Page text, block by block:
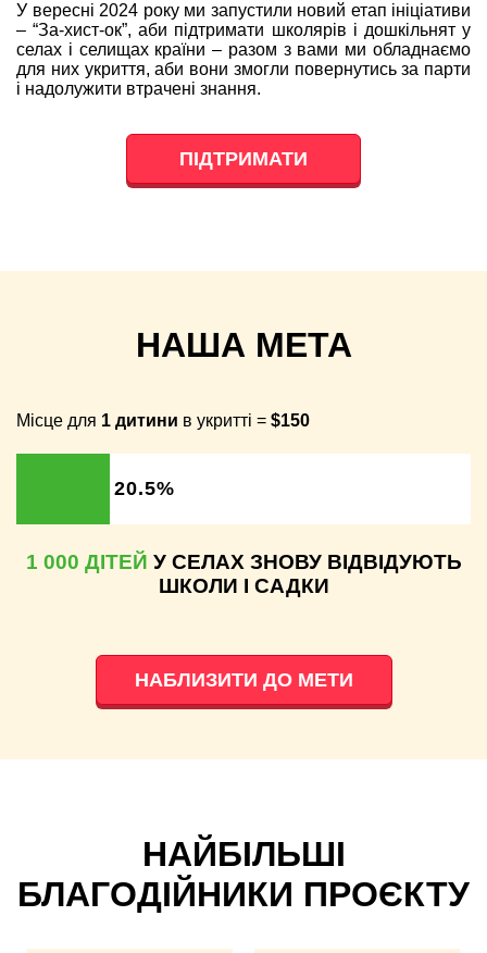
У вересні 2024 року ми запустили новий етап ініціативи
– “За-хист-ок”, аби підтримати школярів і дошкільнят у
селах і селищах країни – разом з вами ми обладнаємо
для них укриття, аби вони змогли повернутись за парти
і надолужити втрачені знання.
ПІДТРИМАТИ
НАША МЕТА
Місце для 1 дитини в укритті = $150
20.5%
1 000 ДІТЕЙ У СЕЛАХ ЗНОВУ ВІДВІДУЮТЬ
ШКОЛИ І САДКИ
НАБЛИЗИТИ ДО МЕТИ
НАЙБІЛЬШІ
БЛАГОДІЙНИКИ ПРОЄКТУ